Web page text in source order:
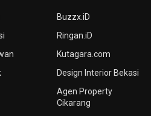
Buzzx.iD
Ringan.iD
Kutagara.com
Design Interior Bekasi
Agen Property
Cikarang